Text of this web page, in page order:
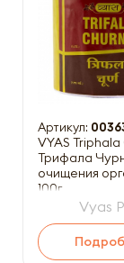
Артикул:
VYAS
Трифала
очищения
100г
Vyas